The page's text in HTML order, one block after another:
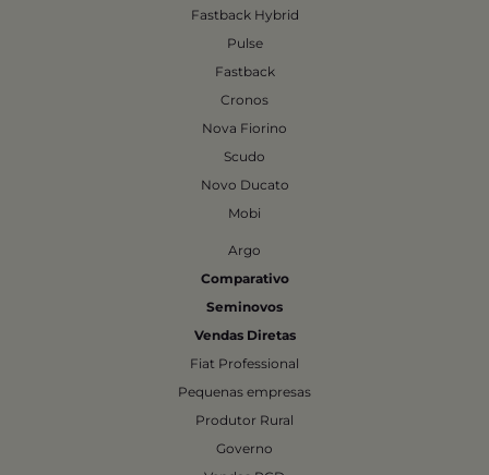
Fastback Hybrid
Pulse
Fastback
Cronos
Nova Fiorino
Scudo
Novo Ducato
Mobi
Argo
Comparativo
Seminovos
Vendas Diretas
Fiat Professional
Pequenas empresas
Produtor Rural
Governo